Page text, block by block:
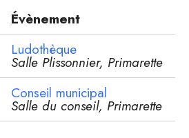
Évènement
Ludothèque
Salle Plissonnier, Primarette
Conseil municipal
Salle du conseil, Primarette